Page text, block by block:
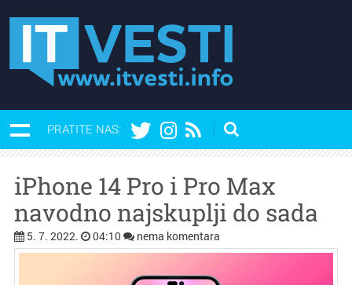
PRATITE NAS:
iPhone 14 Pro i Pro Max
navodno najskuplji do sada
5. 7. 2022. 04:10 nema komentara